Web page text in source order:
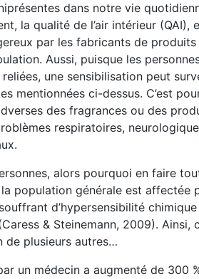
dans notre vie
la qualité de l’air intérieur (QAI),
par les fabricants de
Aussi, puisque les
une sensibilisation peut
mentionnées ci-dessus. C’est
des fragrances ou des
respiratoires,
alors pourquoi en faire
population générale est affectée
d’hypersensibilité
& Steinemann, 2009). Ainsi,
de plusieurs autres…
un médecin a augmenté de 300